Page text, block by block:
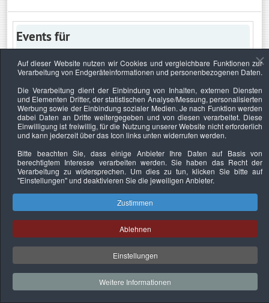
Events für
Keine Termine
Datenschutzerklärung Urheberrechtsnachweise Nachhaltigkeit
Copyright © 2026. Bundesverband Deutscher
Sachverständiger und Fachgutachter e.V..
Auf dieser Website nutzen wir Cookies und vergleichbare Funktionen zur
Verarbeitung von Endgeräteinformationen und personenbezogenen Daten.
Die Verarbeitung dient der Einbindung von Inhalten, externen Diensten
und Elementen Dritter, der statistischen Analyse/Messung, personalisierten
Werbung sowie der Einbindung sozialer Medien. Je nach Funktion werden
dabei Daten an Dritte weitergegeben und von diesen verarbeitet. Diese
Einwilligung ist freiwillig, für die Nutzung unserer Website nicht erforderlich
und kann jederzeit über das Icon links unten widerrufen werden.
Bitte beachten Sie, dass einige Anbieter Ihre Daten auf Basis von
berechtigtem Interesse verarbeiten werden. Sie haben das Recht der
Verarbeitung zu widersprechen. Um dies zu tun, klicken Sie bitte auf
"Einstellungen"und deaktivieren Sie die jeweiligen Anbieter.
Zustimmen
Ablehnen
Einstellungen
Weitere Informationen